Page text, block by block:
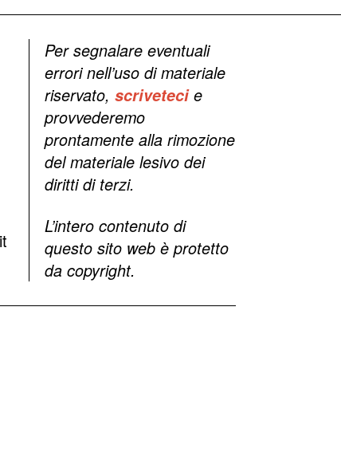
Per segnalare eventuali
errori nell’uso di materiale
riservato, scriveteci e
provvederemo
prontamente alla rimozione
del materiale lesivo dei
diritti di terzi.
L’intero contenuto di
questo sito web è protetto
da copyright.